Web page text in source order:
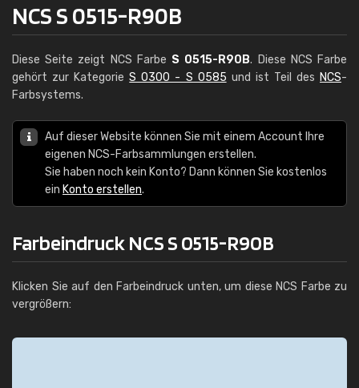
NCS S 0515-R90B
Diese Seite zeigt NCS Farbe S 0515-R90B. Diese NCS Farbe
gehört zur KategorieS 0300 - S 0585 und ist Teil des NCS-
Farbsystems.
Auf dieser Website können Sie mit einem Account Ihre
eigenen NCS-Farbsammlungen erstellen.
Sie haben noch kein Konto? Dann können Sie kostenlos
ein Konto erstellen.
Farbeindruck NCS S 0515-R90B
Klicken Sie auf den Farbeindruck unten, um diese NCS Farbe zu
vergrößern: